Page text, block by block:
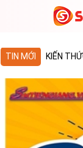
TIN MỚI KIẾN